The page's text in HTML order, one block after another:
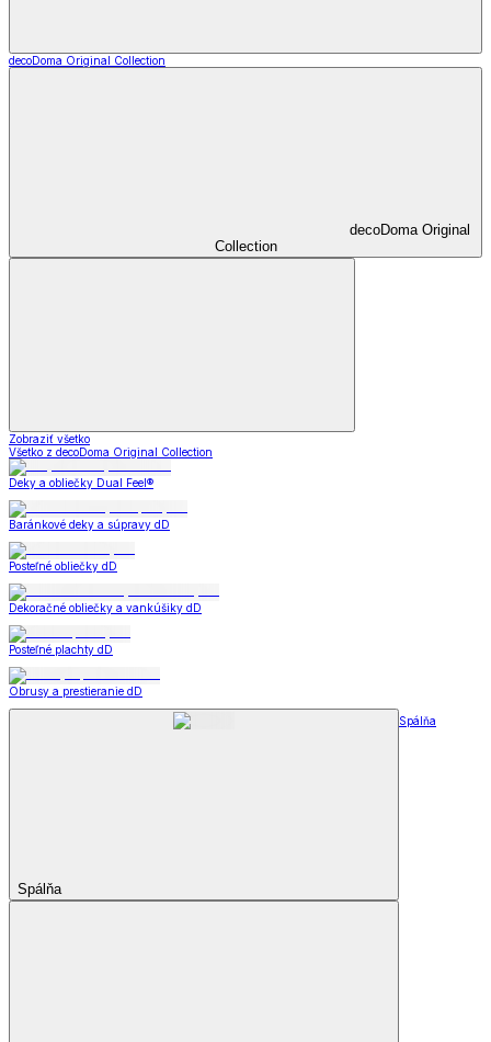
decoDoma Original Collection
decoDoma Original
Collection
Zobraziť všetko
Všetko z decoDoma Original Collection
Deky a obliečky Dual Feel®
Baránkové deky a súpravy dD
Posteľné obliečky dD
Dekoračné obliečky a vankúšiky dD
Posteľné plachty dD
Obrusy a prestieranie dD
Spálňa
Spálňa